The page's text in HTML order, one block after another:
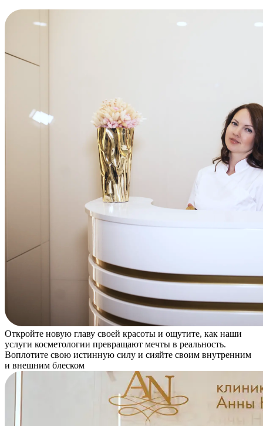
Откройте новую главу своей красоты и ощутите, как наши
услуги косметологии превращают мечты в реальность.
Воплотите свою истинную силу и сияйте своим внутренним
и внешним блеском